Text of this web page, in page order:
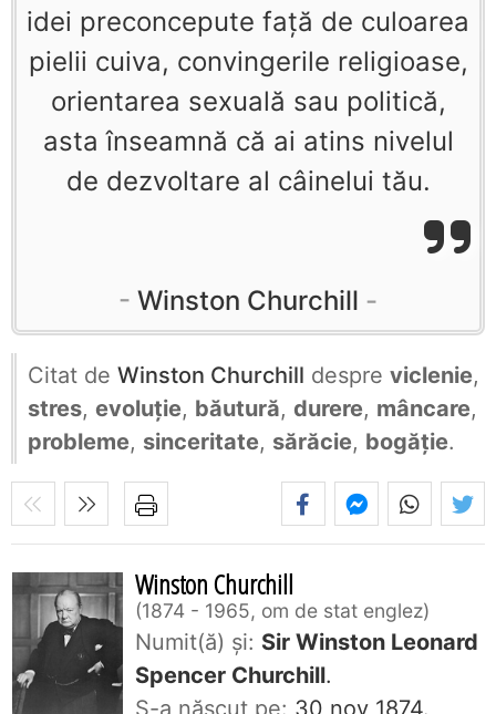
idei preconcepute faţă de culoarea
pielii cuiva, convingerile religioase,
orientarea sexuală sau politică,
asta înseamnă că ai atins nivelul
de dezvoltare al câinelui tău.
Winston Churchill
Citat de Winston Churchill despre viclenie,
stres, evoluție, băutură, durere, mâncare,
probleme, sinceritate, sărăcie, bogăție.
Winston Churchill
1874 - 1965, om de stat englez
Numit(ă) și: Sir Winston Leonard
Spencer Churchill.